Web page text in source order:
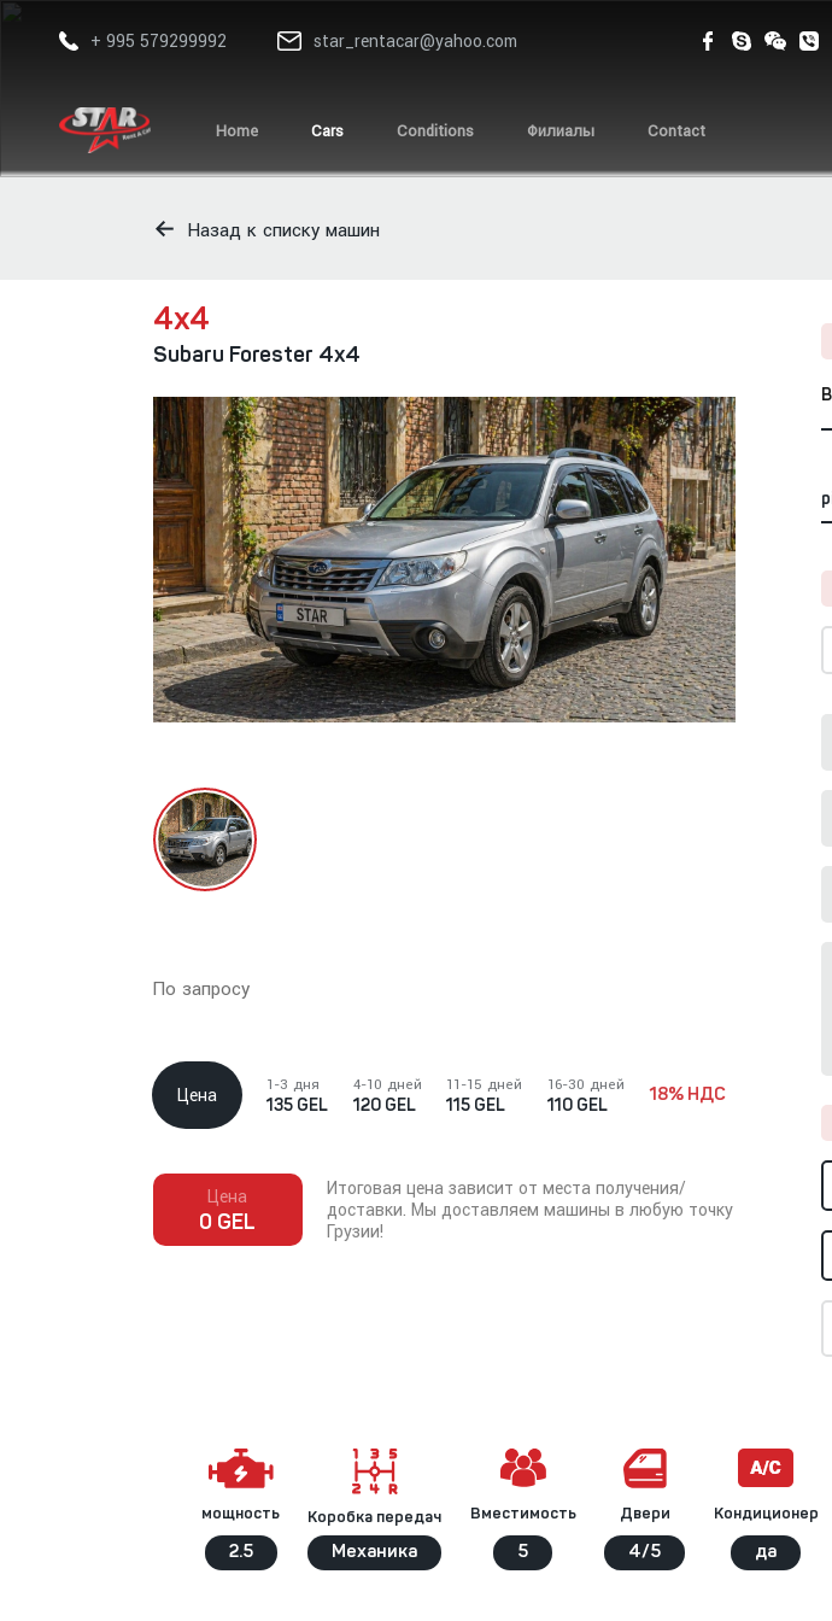
+ 995 579299992 star_rentacar@yahoo.com
Home Cars Conditions Филиалы Contact
Назад к списку машин
4х4
Subaru Forester 4x4
По запросу
Цена
1-3 дня
135 GEL
4-10 дней
120 GEL
11-15 дней
115 GEL
16-30 дней
110 GEL
18% НДС
Цена
0 GEL
Итоговая цена зависит от места получения/
доставки. Мы доставляем машины в любую точку
Грузии!
мощность
2.5
Коробка передач
Механика
Вместимость
5
Двери
4/5
Кондиционер
да